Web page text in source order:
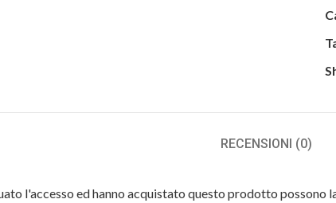
RECENSIONI (0)
l'accesso ed hanno acquistato questo prodotto possono